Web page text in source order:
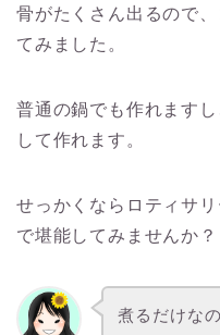
骨がたくさん出るので
てみました。
普通の鍋でも作れます
して作れます。
せっかくならロティサ
で堪能してみませんか？
煮るだけな